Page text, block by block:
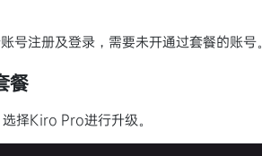
注册及登录，需要未开通过套餐的账号。
餐
择Kiro Pro进行升级。